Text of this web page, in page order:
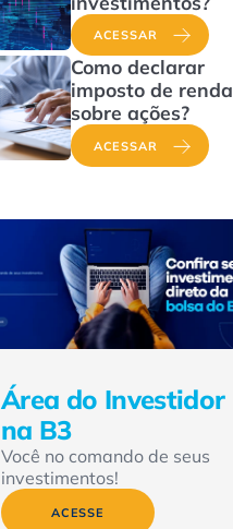
ACESSAR
Como declarar
imposto de renda
sobre ações?
ACESSAR
Área do Investidor
na B3
Você no comando de seus
investimentos!
ACESSE